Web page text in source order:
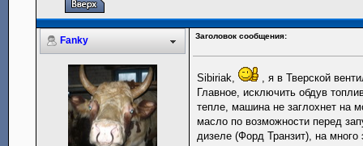
Fanky Заголовок сообщения:
Sibiriak,
, я в Тверской
Главное, исключить обдув
тепле, машина не заглохнет на
масло по возможности перед
дизеле (Форд Транзит), на